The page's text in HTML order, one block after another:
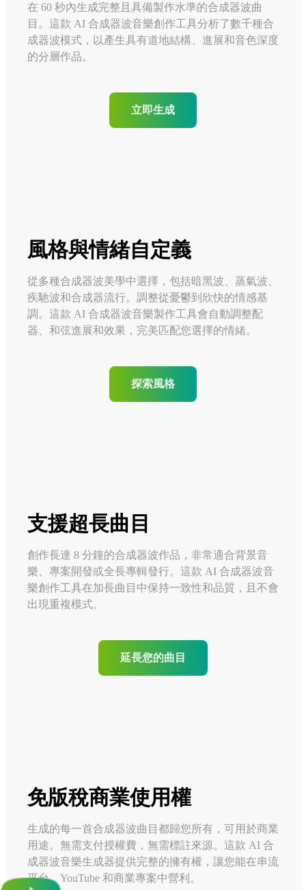
在 60 秒內生成完整且具備製作水準的合成器波曲
目。這款 AI 合成器波音樂創作工具分析了數千種合
成器波模式，以產生具有道地結構、進展和音色深度
的分層作品。
立即生成
風格與情緒自定義
從多種合成器波美學中選擇，包括暗黑波、蒸氣波、
疾馳波和合成器流行。調整從憂鬱到欣快的情感基
調。這款 AI 合成器波音樂製作工具會自動調整配
器、和弦進展和效果，完美匹配您選擇的情緒。
探索風格
支援超長曲目
創作長達 8 分鐘的合成器波作品，非常適合背景音
樂、專案開發或全長專輯發行。這款 AI 合成器波音
樂創作工具在加長曲目中保持一致性和品質，且不會
出現重複模式。
延長您的曲目
免版稅商業使用權
生成的每一首合成器波曲目都歸您所有，可用於商業
用途。無需支付授權費，無需標註來源。這款 AI 合
成器波音樂生成器提供完整的擁有權，讓您能在串流
平台、YouTube 和商業專案中營利。